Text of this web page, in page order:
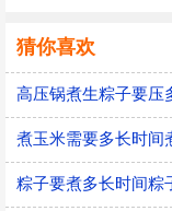
猜你喜欢
煮玉米需要多长时间
粽子要煮多长时间粽